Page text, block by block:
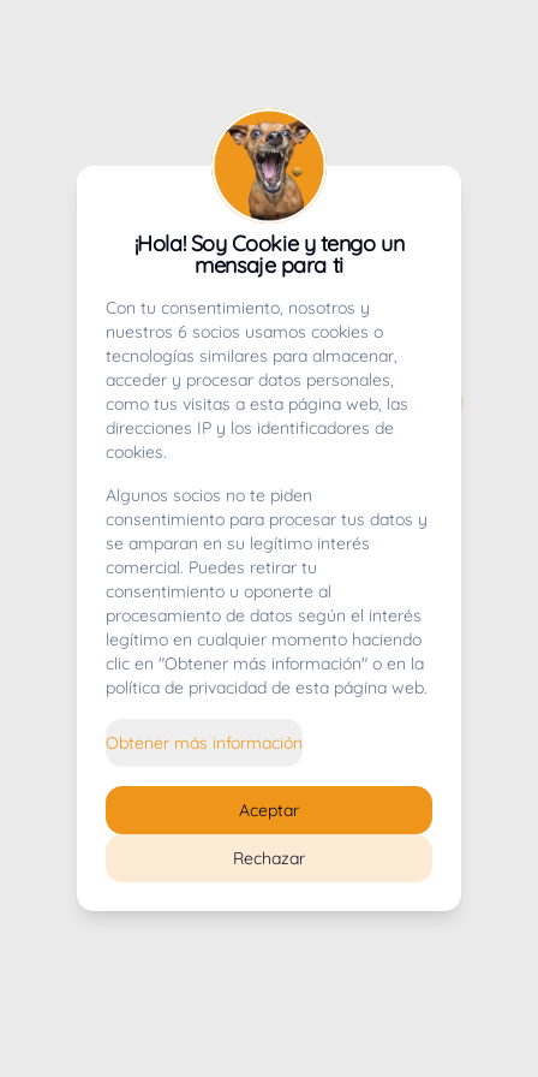
404
Whoops! Lo sentimos mucho.
¡Hola! Soy Cookie y tengo un
mensaje para ti
Con tu consentimiento, nosotros y
nuestros 6 socios usamos cookies o
tecnologías similares para almacenar,
acceder y procesar datos personales,
como tus visitas a esta página web, las
direcciones IP y los identificadores de
cookies.
Algunos socios no te piden
consentimiento para procesar tus datos y
se amparan en su legítimo interés
comercial. Puedes retirar tu
consentimiento u oponerte al
procesamiento de datos según el interés
legítimo en cualquier momento haciendo
clic en "Obtener más información" o en la
política de privacidad de esta página web.
Obtener más información
Rechazar
Aceptar